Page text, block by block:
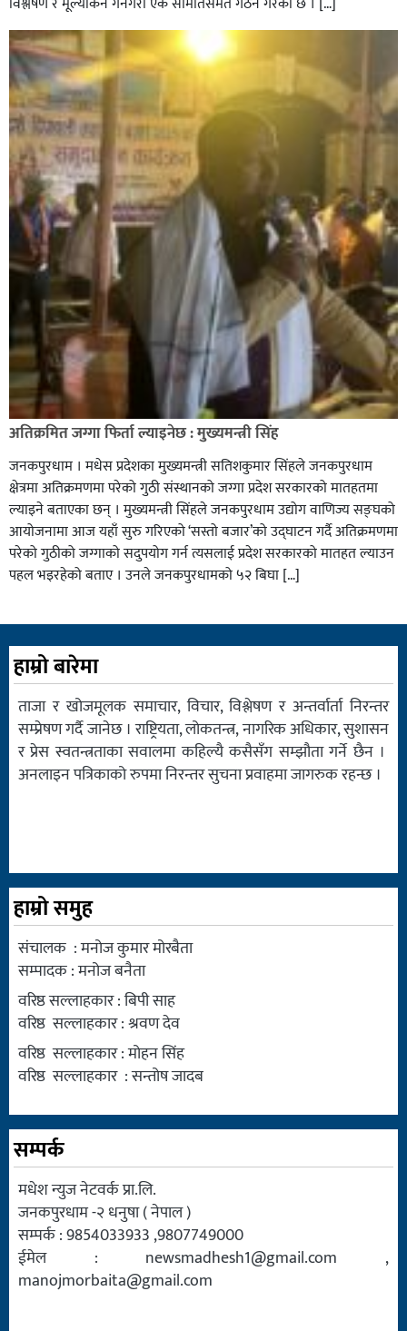
अतिक्रमित जग्गा फिर्ता ल्याइनेछ : मुख्यमन्त्री सिंह
जनकपुरधाम । मधेस प्रदेशका मुख्यमन्त्री सतिशकुमार सिंहले जनकपुरधाम
क्षेत्रमा अतिक्रमणमा परेको गुठी संस्थानको जग्गा प्रदेश सरकारको मातहतमा
ल्याइने बताएका छन् । मुख्यमन्त्री सिंहले जनकपुरधाम उद्योग वाणिज्य सङ्घको
आयोजनामा आज यहाँ सुरु गरिएको ‘सस्तो बजार’को उद्घाटन गर्दै अतिक्रमणमा
परेको गुठीको जग्गाको सदुपयोग गर्न त्यसलाई प्रदेश सरकारको मातहत ल्याउन
पहल भइरहेको बताए । उनले जनकपुरधामको ५२ बिघा […]
हाम्रो बारेमा
ताजा र खोजमूलक समाचार, विचार, विश्लेषण र अन्तर्वार्ता निरन्तर
सम्प्रेषण गर्दै जानेछ । राष्ट्रियता, लोकतन्त्र, नागरिक अधिकार, सुशासन
र प्रेस स्वतन्त्रताका सवालमा कहिल्यै कसैसँग सम्झौता गर्ने छैन ।
अनलाइन पत्रिकाको रुपमा निरन्तर सुचना प्रवाहमा जागरुक रहन्छ ।
हाम्रो समुह
संचालक : मनोज कुमार मोरबैता
सम्पादक : मनोज बनैता
वरिष्ठ सल्लाहकार : बिपी साह
वरिष्ठ सल्लाहकार : श्रवण देव
वरिष्ठ सल्लाहकार : मोहन सिंह
वरिष्ठ सल्लाहकार : सन्तोष जादब
सम्पर्क
मधेश न्युज नेटवर्क प्रा.लि.
जनकपुरधाम -२ धनुषा ( नेपाल )
सम्पर्क : 9854033933 ,9807749000
ईमेल : newsmadhesh1@gmail.com ,
manojmorbaita@gmail.com